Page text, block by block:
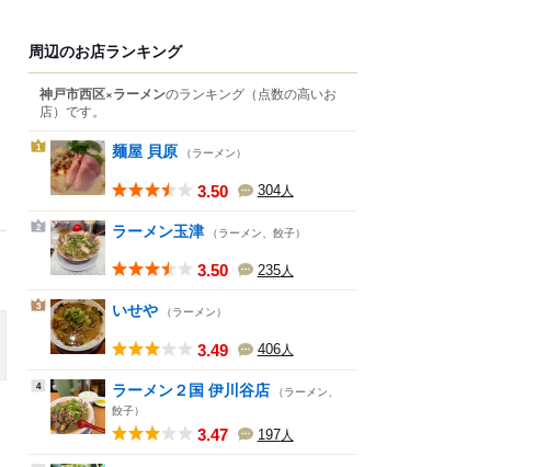
周辺のお店ランキング
神戸市西区×ラーメンのランキング （点数の高いお
店） です。
1 麺屋 貝原 （ラーメン）
3.50 304人
2 ラーメン玉津 （ラーメン、餃子）
3.50 235人
3 いせや （ラーメン）
3.49 406人
4 ラーメン２国 伊川谷店 （ラーメン、
餃子）
3.47 197人